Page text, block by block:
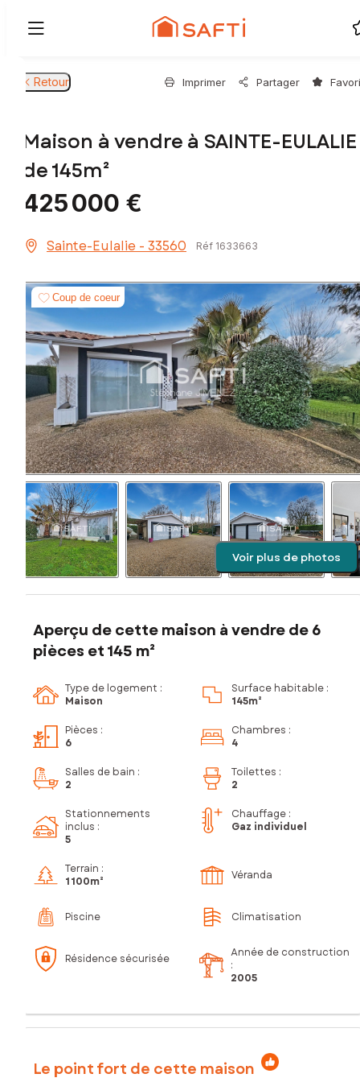
Retour Imprimer Partager
Maison à vendre à SAINTE-EULALIE
de 145m²
425 000 €
Sainte-Eulalie - 33560 Réf 1633663
Coup de coeur
Voir plus de photos
Aperçu de cette maison à vendre de 6
pièces et 145 m²
Type de logement :
Maison
Surface habitable :
145m²
Pièces :
6
Chambres :
4
Salles de bain :
2
Toilettes :
2
Stationnements
inclus :
5
Chauffage :
Gaz individuel
Terrain :
1 100m²
Véranda
Piscine Climatisation
Résidence sécurisée
Année de construction
:
2005
Le point fort de cette maison